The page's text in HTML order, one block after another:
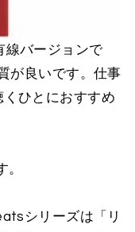
バージョンで
が良いです。仕事
ひとにおすすめ
シリーズは「リ